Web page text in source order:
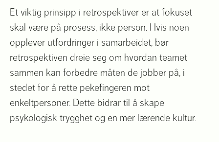
Et viktig prinsipp i retrospektiver er at fokuset
skal være på prosess, ikke person. Hvis noen
opplever utfordringer i samarbeidet, bør
retrospektiven dreie seg om hvordan teamet
sammen kan forbedre måten de jobber på, i
stedet for å rette pekefingeren mot
enkeltpersoner. Dette bidrar til å skape
psykologisk trygghet og en mer lærende kultur.